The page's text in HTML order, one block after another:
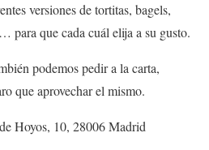
versiones de tortitas, bagels,
para que cada cuál elija a su gusto.
podemos pedir a la carta,
que aprovechar el mismo.
Hoyos, 10, 28006 Madrid